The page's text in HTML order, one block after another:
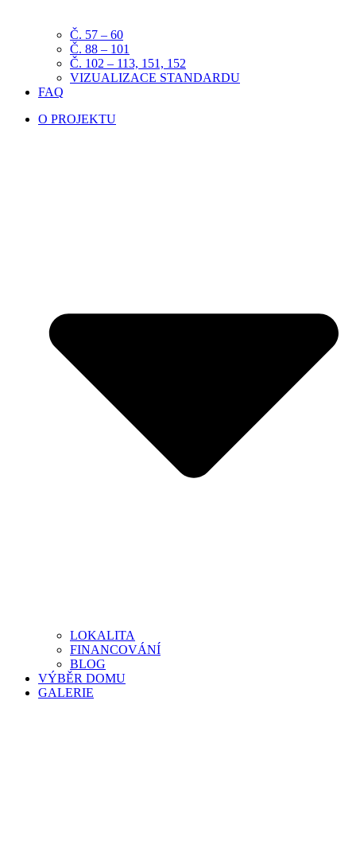
Č. 57 – 60
Č. 88 – 101
Č. 102 – 113, 151, 152
VIZUALIZACE STANDARDU
FAQ
O PROJEKTU
LOKALITA
FINANCOVÁNÍ
BLOG
VÝBĚR DOMU
GALERIE